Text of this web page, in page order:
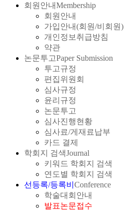
회원안내Membership
회원안내
가입안내(회원/비회원)
개인정보취급방침
약관
논문투고Paper Submission
투고규정
편집위원회
심사규정
윤리규정
논문투고
심사진행현황
심사료/게재료납부
카드 결제
학회지 검색Journal
키워드 학회지 검색
연도별 학회지 검색
선등록/등록비 Conference
학술대회안내
발표논문접수